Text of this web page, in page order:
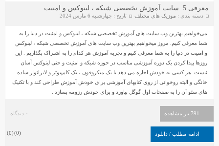
دانلود آهنگ جواد سنگونی به نام امام دانلود ورژن پیانو آهنگ یوسف زمانی به نام پریزاد
معرفی 5 سایت آموزش تخصصی شبکه ، لینوکس و امنیت
دسته بندی : موزیک های مختلف تاریخ : چهارشنبه 6 مارس 2024
می‌خواهیم بهترین وب سایت های آموزش تخصصی شبکه ، لینوکس و امنیت در دنیا را به
شما معرفی کنیم. مروز میخواهیم بهترین وب سایت های آموزش تخصصی شبکه ، لینوکس
و امنیت در دنیا را به شما معرفی کنیم و تجربه آموزش هر کدام را به اشتراک بگذاریم . این
روزها پیدا کردن یک دوره آموزشی مناسب در حوزه شبکه و امنیت و حتی لینوکس آسان
نیست. هر کسی به خودش اجازه می دهد با یک میکروفون ، یک کامپیوتر و لابراتوار ساده
خانگی و البته روخوانی از روی کتابهای آموزشی برای خودش آموزش طراحی کند و با تکنیک
های سئو آن را به صفحات اول گوگل بیاورد و برای خودش رزومه بسازد .
791 بار مشاهده ۰ دیدگاه
ادامه مطلب / دانلود (
0
)
(
0
)